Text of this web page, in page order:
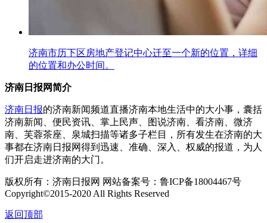
济南市历下区房地产登记中心迁至一个新的位置，详细
的位置和办公时间。
济南日报网简介
济南日报的济南新闻频道直播济南本地生活中的大小事，囊括
济南新闻、便民资讯、掌上民声、图说济南、看济南、微济
南、芙蓉茶座、泉城扫描等诸多子栏目，所有发生在济南的大
事都在济南日报网得到迅速、准确、深入、权威的报道，为人
们开启走进济南的大门。
版权所有： 济南日报网 网站备案号：鲁ICP备18004467号
Copyright©2015-2020 All Rights Reserved
返回顶部